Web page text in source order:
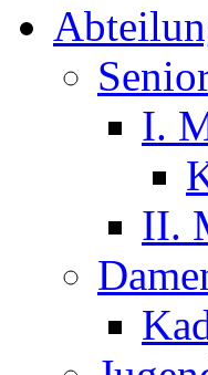
I.
II.